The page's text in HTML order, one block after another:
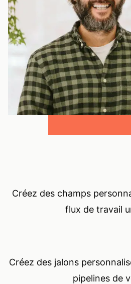
Créez des champs
flux de travail
Créez des jalons
pipelines de